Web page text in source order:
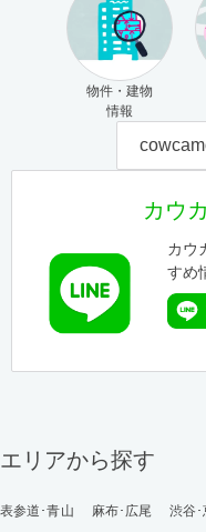
物件・建物
情報
カウ
カウ
すめ
エリアから探す
表参道･青山 麻布･広尾 渋谷